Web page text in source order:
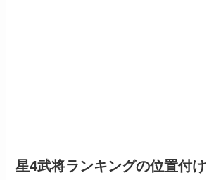
星4武将ランキングの位置付け